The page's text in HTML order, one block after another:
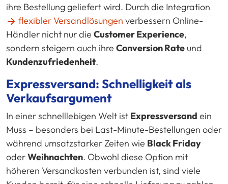
ihre Bestellung geliefert wird. Durch die Integration
flexibler Versandlösungen verbessern Online-
Händler nicht nur die Customer Experience,
sondern steigern auch ihre Conversion Rate und
Kundenzufriedenheit.
Expressversand: Schnelligkeit als
Verkaufsargument
In einer schnelllebigen Welt ist Expressversand ein
Muss – besonders bei Last-Minute-Bestellungen oder
während umsatzstarker Zeiten wie Black Friday
oderWeihnachten. Obwohl diese Option mit
höheren Versandkosten verbunden ist, sind viele